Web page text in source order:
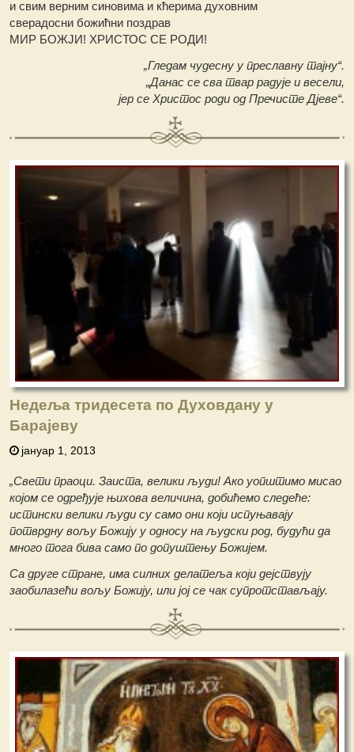
и свим верним синовима и кћерима духовним
сверадосни божићни поздрав
МИР БОЖЈИ! ХРИСТОС СЕ РОДИ!
„Гледам чудесну у преславну тајну“.
„Данас се сва твар радује и весели,
јер се Христос роди од Пречисте Дјеве“.
Недеља тридесета по Духовдану у
Барајеву
јануар 1, 2013
„Свети праоци. Заиста, велики људи! Ако уопштимо мисао
којом се одређује њихова величина, добићемо следеће:
истински велики људи су само они који испуњавају
потврдну вољу Божију у односу на људски род, будући да
много тога бива само по допуштењу Божијем.
Са друге стране, има силних делатеља који дејствују
заобилазећи вољу Божију, или јој се чак супротстављају.